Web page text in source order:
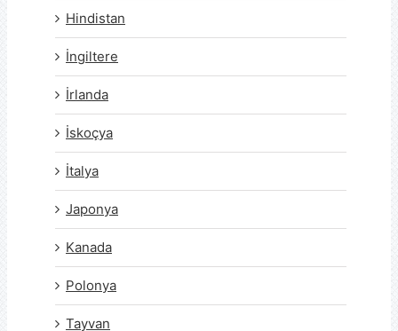
Hindistan
İngiltere
İrlanda
İskoçya
İtalya
Japonya
Kanada
Polonya
Tayvan